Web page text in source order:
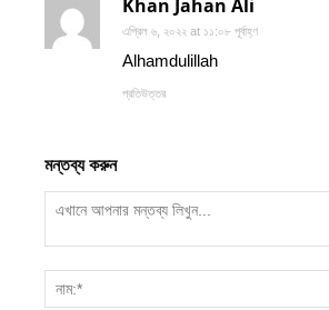
Khan Jahan Ali
এপ্রিল ৬, ২০২২ at ১১:০৮ পূর্বাহ্ণ
Alhamdulillah
প্রতিউত্তর
মন্তব্য করুন